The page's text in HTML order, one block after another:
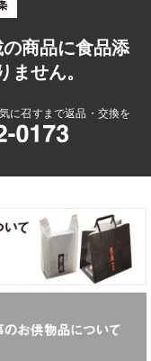
商品に食品添
ません。
に召すまで返品・交換を